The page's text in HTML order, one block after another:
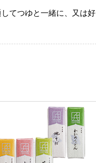
てつゆと一緒に、又は好